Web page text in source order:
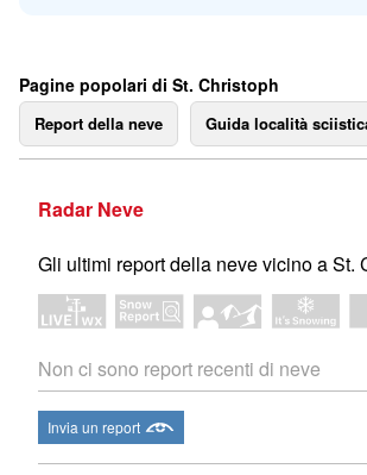
Pagine popolari di St. Christoph
Report della neve Guida località
Radar Neve
Gli ultimi report della neve vicino a St.
Non ci sono report recenti di neve
Invia un report